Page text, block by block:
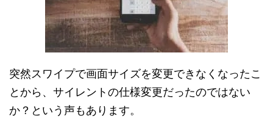
突然スワイプで画面サイズを変更できなくなったこ
とから、サイレントの仕様変更だったのではない
か？という声もあります。